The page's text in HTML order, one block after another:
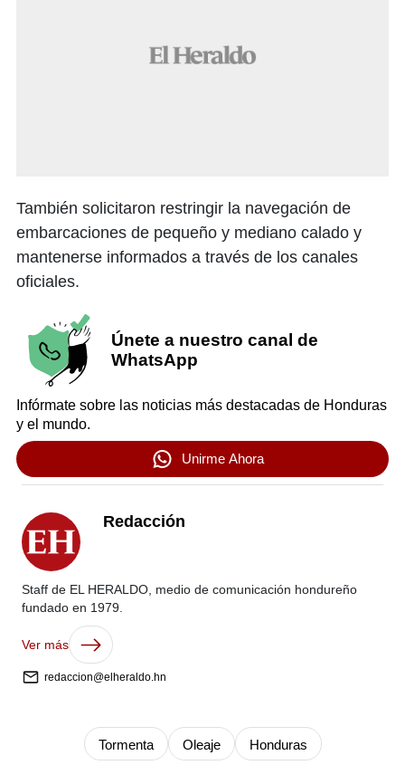
También solicitaron restringir la navegación de
embarcaciones de pequeño y mediano calado y
mantenerse informados a través de los canales
oficiales.
Únete a nuestro canal de
WhatsApp
Infórmate sobre las noticias más destacadas de Honduras
y el mundo.
Unirme Ahora
Redacción
Staff de EL HERALDO, medio de comunicación hondureño
fundado en 1979.
Ver más
redaccion@elheraldo.hn
Tormenta Oleaje Honduras